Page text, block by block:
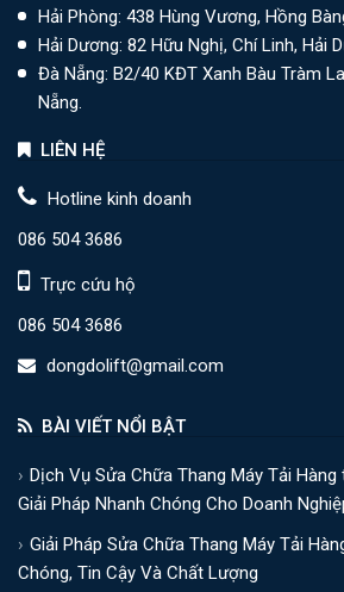
Hải Phòng: 438 Hùng Vương, Hồng
Hải Dương: 82 Hữu Nghị, Chí Linh, Hải
Đà Nẵng: B2/40 KĐT Xanh Bàu Tràm
Nẵng.
LIÊN HỆ
Hotline kinh doanh
086 504 3686
Trực cứu hộ
086 504 3686
dongdolift@gmail.com
BÀI VIẾT NỔI BẬT
Dịch Vụ Sửa Chữa Thang Máy Tải
Giải Pháp Nhanh Chóng Cho Doanh
Giải Pháp Sửa Chữa Thang Máy Tải
Chóng, Tin Cậy Và Chất Lượng